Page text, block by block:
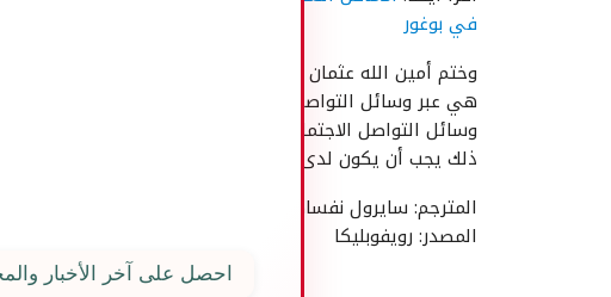
في بوغور
وختم أمين الله عثمان قوله: “من أسهل الترويج الآن
هي عبر وسائل التواصل الاجتماعي، لذلك استخدموا
وسائل التواصل الاجتماعي لترويج المنتج ، والأهم من
ذلك يجب أن يكون لدى المنتج جودة”.
المترجم: سايرول نفساهو | المحرر: فارس البدر |
المصدر: رويفوبليكا
احصل على آخر الأخبار